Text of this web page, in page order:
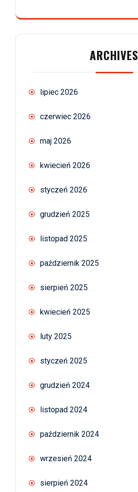
ARCHIVES
lipiec 2026
czerwiec 2026
maj 2026
kwiecień 2026
styczeń 2026
grudzień 2025
listopad 2025
październik 2025
sierpień 2025
kwiecień 2025
luty 2025
styczeń 2025
grudzień 2024
listopad 2024
październik 2024
wrzesień 2024
sierpień 2024